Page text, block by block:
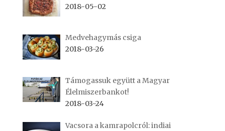
2018-05-02
Medvehagymás csiga
2018-03-26
Támogassuk együtt a Magyar
Élelmiszerbankot!
2018-03-24
Vacsora a kamrapolcról: indiai